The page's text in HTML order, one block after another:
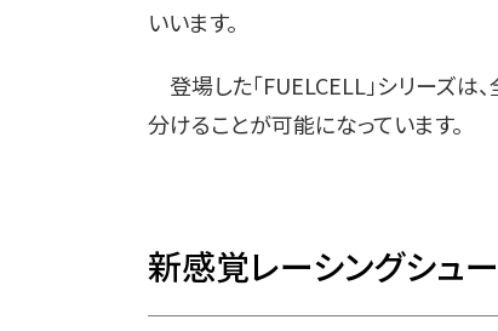
いいます。
登場した「FUELCELL」シリーズは
分けることが可能になっています。
新感覚レーシングシュ